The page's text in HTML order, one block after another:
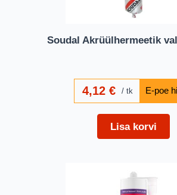
Soudal Akrüülhermeetik
4,12€ tk
Lisa korvi